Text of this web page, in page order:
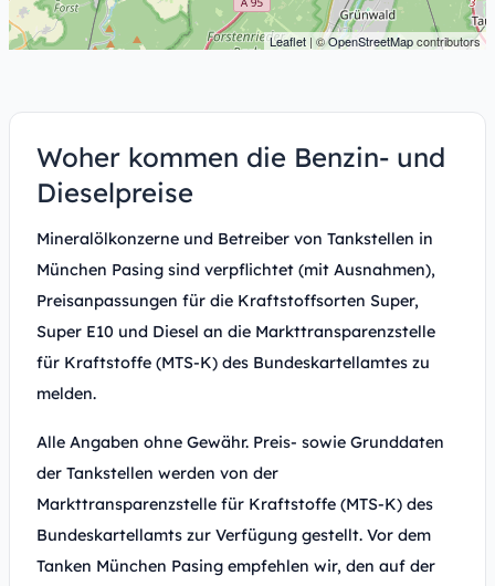
Leaflet | ©OpenStreetMapcontributors
Woher kommen die Benzin- und
Dieselpreise
Mineralölkonzerne und Betreiber von Tankstellen in
München Pasing sind verpflichtet (mit Ausnahmen),
Preisanpassungen für die Kraftstoffsorten Super,
Super E10 und Diesel an die Markttransparenzstelle
für Kraftstoffe (MTS-K) des Bundeskartellamtes zu
melden.
Alle Angaben ohne Gewähr. Preis- sowie Grunddaten
der Tankstellen werden von der
Markttransparenzstelle für Kraftstoffe (MTS-K) des
Bundeskartellamts zur Verfügung gestellt. Vor dem
Tanken München Pasing empfehlen wir, den auf der